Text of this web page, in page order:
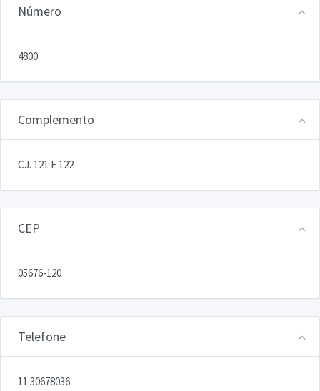
Número
4800
Complemento
CJ. 121 E 122
CEP
05676-120
Telefone
11 30678036